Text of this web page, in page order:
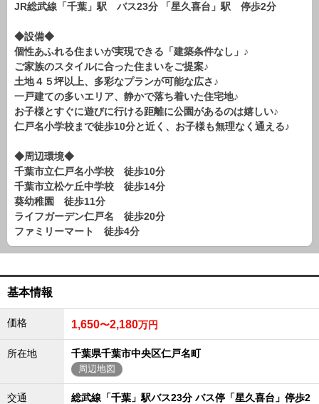
JR総武線「千葉」駅 バス23分 「星久喜台」駅 停歩2分
◆設備◆
個性あふれる住まいが実現できる「建築条件なし」♪
ご家族のスタイルに合った住まいをご提案♪
土地４５坪以上、多彩なプランが可能な広さ♪
一戸建ての多いエリア、静かで落ち着いた住宅地♪
お子様とすぐに遊びに行ける距離に公園があるのは嬉しい♪
仁戸名小学校まで徒歩10分と近く、お子様も無理なく通える♪
◆周辺環境◆
千葉市立仁戸名小学校 徒歩10分
千葉市立松ケ丘中学校 徒歩14分
葵幼稚園 徒歩11分
ライフガーデン仁戸名 徒歩20分
ファミリーマート 徒歩4分
基本情報
価格 1,650〜2,180万円
所在地 千葉県千葉市中央区仁戸名町
周辺地図
交通
総武線「千葉」駅バス23分 バス停「星久喜台」停歩2
プライバシーポリシー
物件検索
新築一戸建
エリアから探す
中古一戸建
エリアから探す
路線から探す
マンション
エリアから探す
路線から探す
土 地
エリアから探す
路線から探す
エリアから物件検索
松戸･柏方面エリア